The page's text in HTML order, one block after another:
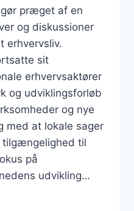
præget af en
og diskussioner
erhvervsliv.
sit
erhvervsaktører
og udviklingsforløb
og nye
at lokale sager
tilgængelighed til
på
udvikling…